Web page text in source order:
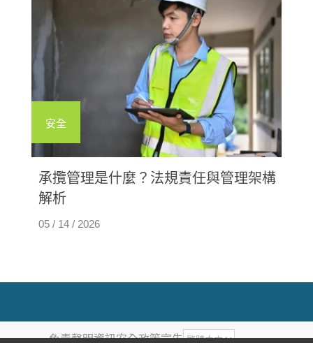
安全
承攬管理是什麼？法規責任與管理架構
解析
05 / 14 / 2026
免責聲明資訊安全政策宣告